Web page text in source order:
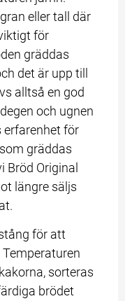
eller tall där
för
gräddas
det är upp till
alltså en god
och ugnen
erfarenhet för
gräddas
Bröd Original
längre säljs
för att
sorteras
brödet